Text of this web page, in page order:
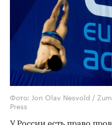
Фото: Jon Olav Nesvold /
Press